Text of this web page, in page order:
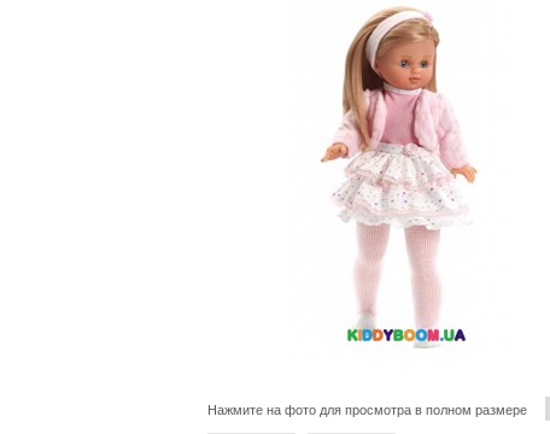
Нажмите на фото для просмотра в полном размере